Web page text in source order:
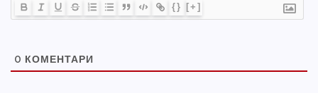
{} [+]
0 КОМЕНТАРИ